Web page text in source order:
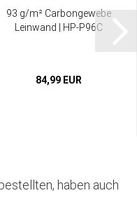
93 g/m² Carbongewebe
Leinwand | HP-P96C
84,99 EUR
haben auch